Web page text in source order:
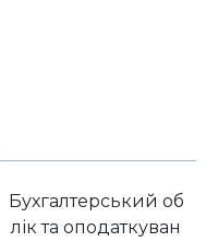
Бухгалтерський об
лік та оподаткуван